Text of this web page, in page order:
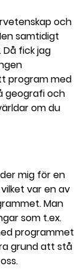
och
samtidigt
fick jag
program med
geografi och
om du
mig för en
var en av
Man
som t.ex.
programmet
grund att stå